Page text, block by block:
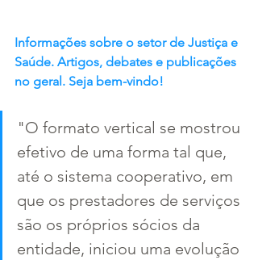
Informações sobre o setor de Justiça e
Saúde. Artigos, debates e publicações
no geral. Seja bem-vindo!
"O formato vertical se mostrou
efetivo de uma forma tal que,
até o sistema cooperativo, em
que os prestadores de serviços
são os próprios sócios da
entidade, iniciou uma evolução